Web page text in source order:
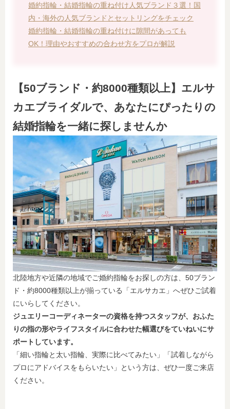
婚約指輪・結婚指輪の重ね付け人気ブランド３選！国
内・海外の人気ブランドとセットリングをチェック
婚約指輪・結婚指輪の重ね付けに隙間があっても
OK！理由やおすすめの合わせ方をプロが解説
【50ブランド・約8000種類以上】エルサ
カエブライダルで、あなたにぴったりの
結婚指輪を一緒に探しませんか
北陸地方や近隣の地域でご婚約指輪をお探しの方は、50ブラン
ド・約8000種類以上が揃っている「エルサカエ」へぜひご試着
にいらしてください。
ジュエリーコーディネーターの資格を持つスタッフが、おふた
りの指の形やライフスタイルに合わせた幅選びをていねいにサ
ポートしています。
「細い指輪と太い指輪、実際に比べてみたい」「試着しながら
プロにアドバイスをもらいたい」という方は、ぜひ一度ご来店
ください。